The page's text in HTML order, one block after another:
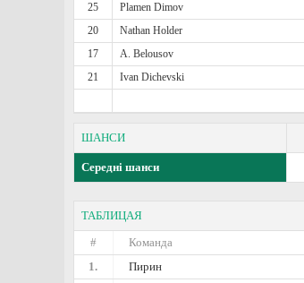
25
Plamen Dimov
20
Nathan Holder
17
A. Belousov
21
Ivan Dichevski
ШАНСИ
Середні шанси
ТАБЛИЦАЯ
#
Команда
1.
Пирин